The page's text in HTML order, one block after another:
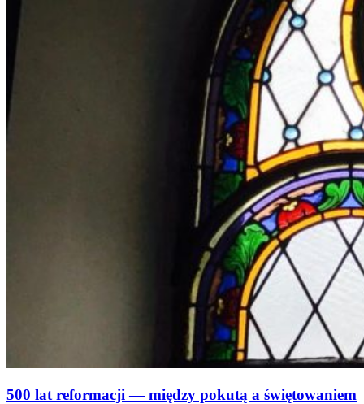
500 lat reformacji — między pokutą a świętowaniem